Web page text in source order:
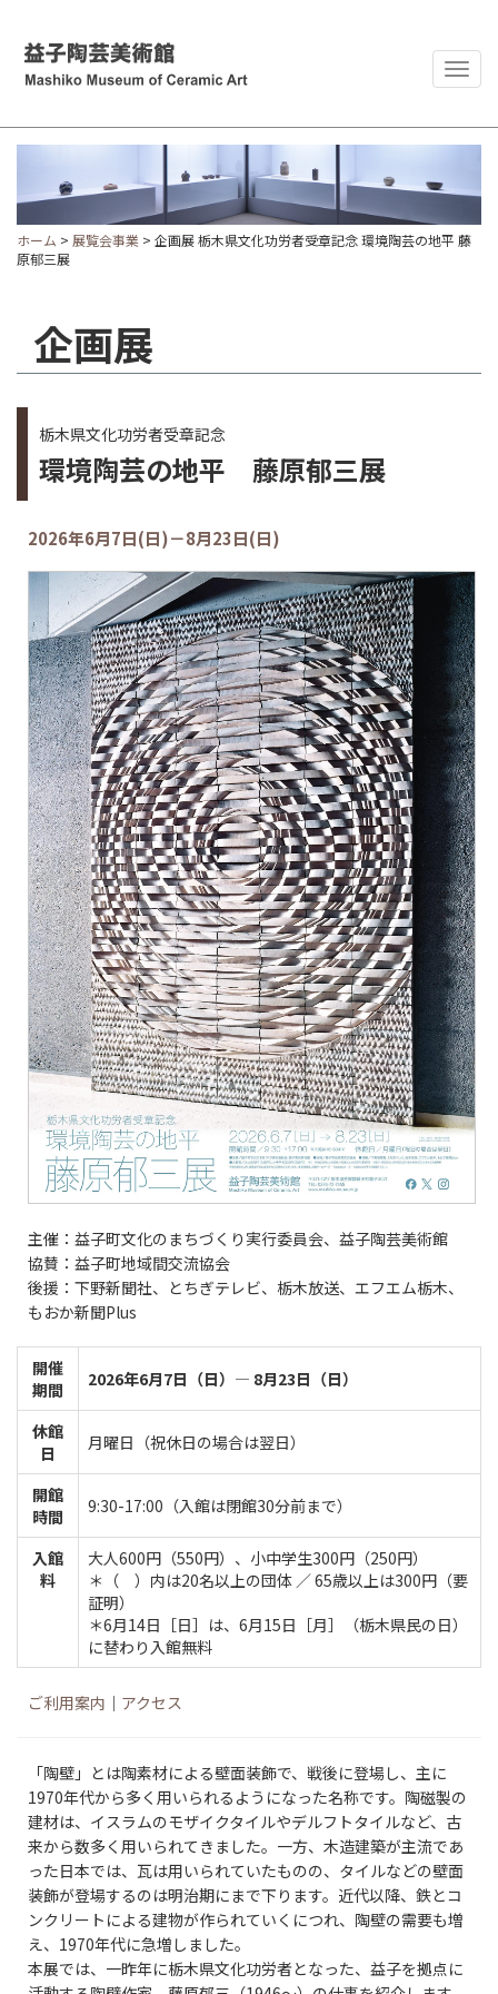
ホーム > 展覧会事業 > 企画展 栃木県文化功労者受章記念 環境陶芸の地平 藤
原郁三展
企画展
栃木県文化功労者受章記念
環境陶芸の地平 藤原郁三展
2026年6月7日(日)－8月23日(日)
主催：益子町文化のまちづくり実行委員会、益子陶芸美術館
協賛：益子町地域間交流協会
後援：下野新聞社、とちぎテレビ、栃木放送、エフエム栃木、
もおか新聞Plus
開催
期間
2026年6月7日（日）― 8月23日（日）
休館
日
月曜日（祝休日の場合は翌日）
開館
時間
9:30-17:00（入館は閉館30分前まで）
入館
料
大人600円（550円）、小中学生300円（250円）
＊（ ）内は20名以上の団体 ／ 65歳以上は300円（要
証明）
＊6月14日［日］は、6月15日［月］（栃木県民の日）
に替わり入館無料
ご利用案内 ｜ アクセス
「陶壁」とは陶素材による壁面装飾で、戦後に登場し、主に
1970年代から多く用いられるようになった名称です。陶磁製の
建材は、イスラムのモザイクタイルやデルフトタイルなど、古
来から数多く用いられてきました。一方、木造建築が主流であ
った日本では、瓦は用いられていたものの、タイルなどの壁面
装飾が登場するのは明治期にまで下ります。近代以降、鉄とコ
ンクリートによる建物が作られていくにつれ、陶壁の需要も増
え、1970年代に急増しました。
本展では、一昨年に栃木県文化功労者となった、益子を拠点に